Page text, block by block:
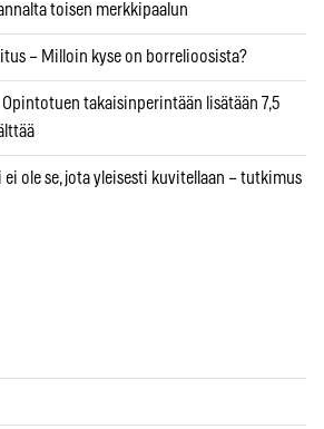
toisen merkkipaalun
– Milloin kyse on borrelioosista?
Opintotuen takaisinperintään lisätään 7,5
ei ole se, jota yleisesti kuvitellaan – tutkimus